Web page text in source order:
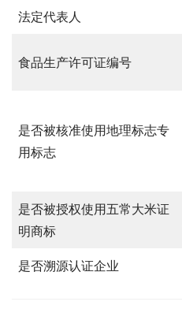
法定代表人
食品生产许可证编号
是否被核准使用地理标志专
用标志
是否被授权使用五常大米证
明商标
是否溯源认证企业